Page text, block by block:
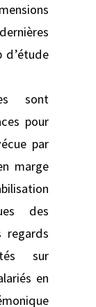
d’étude
sont
pour
par
marge
des
regards
sur
en